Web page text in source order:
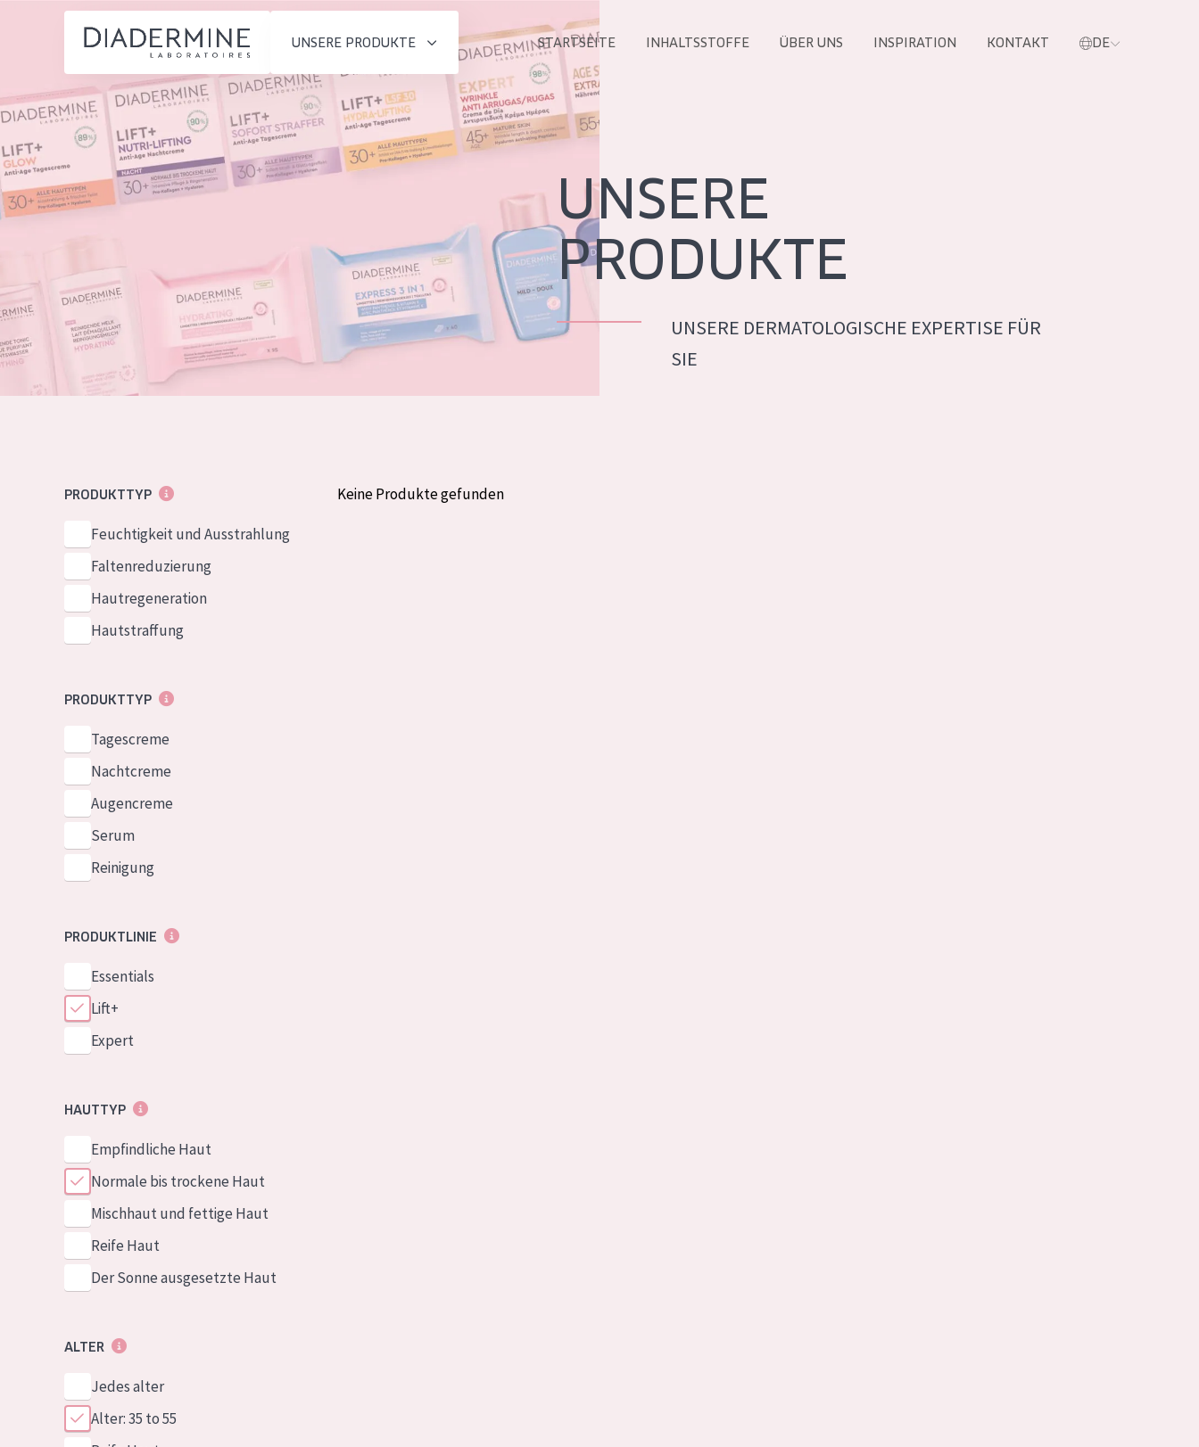
UNSERE PRODUKTE
PRODUKTTYP
Feuchtigkeit und
Ausstrahlung
Hautstraffung
PRODUKTTYP
Tagescreme
Serum
Reinigung
PRODUKTLINIE
Lift+
Expert
HAUTTYP
Reife Haut
ALTER
STARTSEITE INHALTSSTOFFE ÜBER UNS INSPIRATION KONTAKT DE
Startseite
inhaltsstoffe
Inspiration
Kontakt
French
Greek
UNSERE
PRODUKTE
UNSERE DERMATOLOGISCHE EXPERTISE FÜR
SIE
PRODUKTTYP
Feuchtigkeit und Ausstrahlung
Faltenreduzierung
Hautregeneration
Hautstraffung
PRODUKTTYP
Tagescreme
Nachtcreme
Augencreme
Serum
Reinigung
PRODUKTLINIE
Essentials
Lift+
Expert
HAUTTYP
Empfindliche Haut
Normale bis trockene Haut
Mischhaut und fettige Haut
Reife Haut
Der Sonne ausgesetzte Haut
ALTER
Jedes alter
Alter: 35 to 55
Keine Produkte gefunden